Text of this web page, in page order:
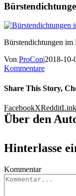
Bürstendichtungen im
Von ProCon|2018-10-
Kommentare
Share This Story,
FacebookXReddit
Über den
Hinterlasse
Kommentar